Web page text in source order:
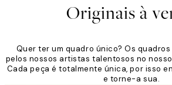
Originais à
Quer ter um quadro único? Os
pelos nossos artistas talentosos no
Cada peça é totalmente única, por isso
e torne-a sua.